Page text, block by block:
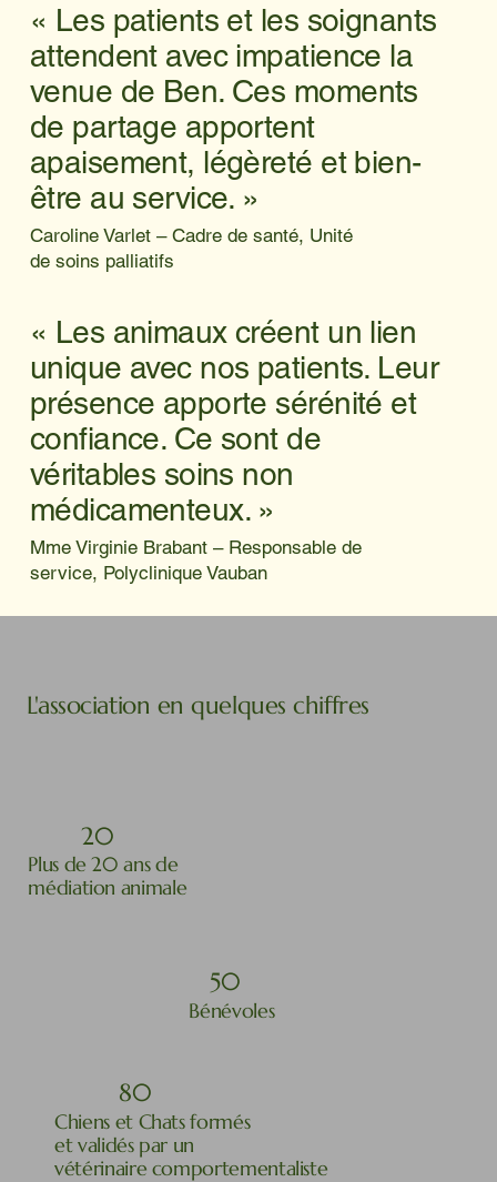
« Les patients et les soignants
attendent avec impatience la
venue de Ben. Ces moments
de partage apportent
apaisement, légèreté et bien-
être au service. »
Caroline Varlet – Cadre de santé, Unité
de soins palliatifs
« Les animaux créent un lien
unique avec nos patients. Leur
présence apporte sérénité et
confiance. Ce sont de
véritables soins non
médicamenteux. »
Mme Virginie Brabant – Responsable de
service, Polyclinique Vauban
L'association en quelques chiffres
20
Plus de 20 ans de
médiation animale
50
Bénévoles
80
Chiens et Chats formés
et validés par un
vétérinaire comportementaliste